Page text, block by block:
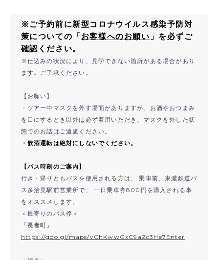
※ご予約前に新型コロナウイルス感染予防対
策についての「 お客様へのお願い 」を必ずご
確認ください。
※仕込みの状況により、見学できない箇所がある場合があり
ます。ご了承ください。
【お願い】
・ツアー中マスクを外す場面がありますが、お酒やおつまみ
を口にするとき以外は必ず着用いただき、マスクを外した状
態でのお話はご遠慮ください。
・飲酒運転は絶対にしないでください。
【バス時刻のご案内】
行き・帰りともバスを使用される方は、 乗車前、東濃鉄道バ
ス多治見駅前営業所で、 一日乗車券800円を購入される事
をオススメします。
＜最寄りのバス停＞
「長者町」
https://goo.gl/maps/vChKwwGxC9aZc3He7Enter